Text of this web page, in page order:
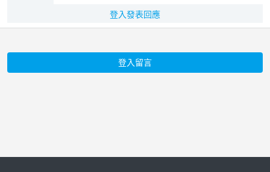
登入發表回應
登入留言